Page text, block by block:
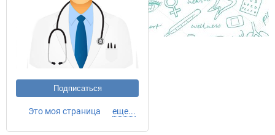
Подписаться
Это моя страница еще...